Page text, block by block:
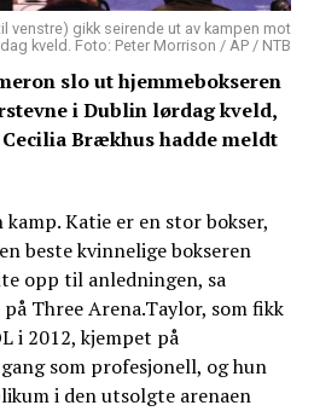
venstre) gikk seirende ut av kampen mot
kveld. Foto: Peter Morrison / AP / NTB
slo ut hjemmebokseren
i Dublin lørdag kveld,
Brækhus hadde meldt
kamp. Katie er en stor bokser,
beste kvinnelige bokseren
opp til anledningen, sa
Three Arena.Taylor, som fikk
i 2012, kjempet på
som profesjonell, og hun
i den utsolgte arenaen